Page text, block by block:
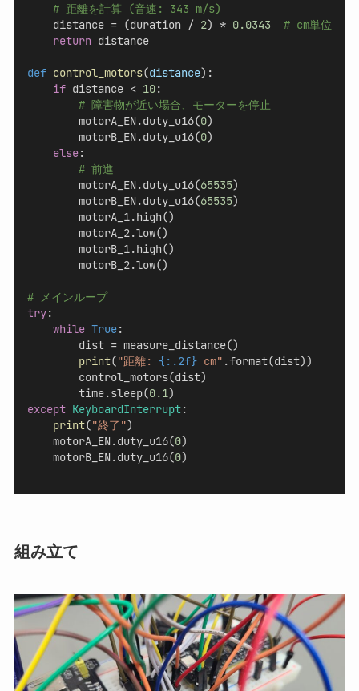
# 距離を計算 (音速: 343 m/s)
    distance = (duration /
2) * 0.0343
# cm単位
return distance
def control_motors(distance):
if distance < 10:
# 障害物が近い場合、モーターを停止
        motorA_EN.duty_u16(
0)
        motorB_EN.duty_u16(
0)
else:
# 前進
        motorA_EN.duty_u16(
65535)
        motorB_EN.duty_u16(
65535)
        motorA_1.high()
        motorA_2.low()
        motorB_1.high()
        motorB_2.low()
# メインループ
try:
while True:
        dist = measure_distance()
print("距離: {:.2f} cm" .format(dist))
        control_motors(dist)
        time.sleep(
0.1)
except KeyboardInterrupt:
print("終了")
    motorA_EN.duty_u16(
0)
    motorB_EN.duty_u16(
0)
組み立て